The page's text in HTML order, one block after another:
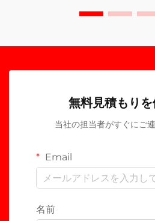
無料見積もり
当社の担当者がすぐにご
Email
名前